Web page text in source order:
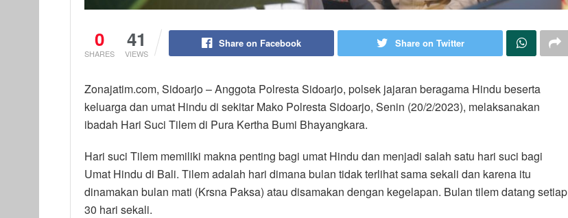
0
SHARES
41
VIEWS
Share on Facebook Share on Twitter
Zonajatim.com, Sidoarjo – Anggota Polresta Sidoarjo, polsek jajaran beragama Hindu beserta
keluarga dan umat Hindu di sekitar Mako Polresta Sidoarjo, Senin (20/2/2023), melaksanakan
ibadah Hari Suci Tilem di Pura Kertha Bumi Bhayangkara.
Hari suci Tilem memiliki makna penting bagi umat Hindu dan menjadi salah satu hari suci bagi
Umat Hindu di Bali. Tilem adalah hari dimana bulan tidak terlihat sama sekali dan karena itu
dinamakan bulan mati (Krsna Paksa) atau disamakan dengan kegelapan. Bulan tilem datang setiap
30 hari sekali.